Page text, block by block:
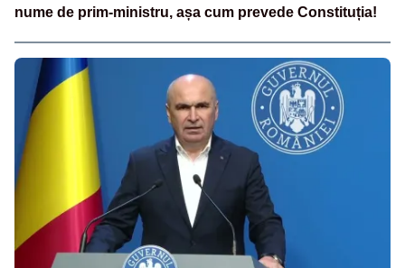
nume de prim-ministru, așa cum prevede Constituția!